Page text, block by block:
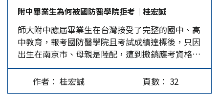
果創下新黨史上的紀錄，當選46名代表。雖在全部
334席只占13.7%，不足以主導修憲，但卻能夠威
脅當時執政的李登輝。而新黨的代表大都有學識，
也正當壯年，衝勁十足，在許老爹威望的帶領下，
足以讓國民黨聯手民進黨的修憲計畫面臨挑戰。
1997年可說是憲政發展史上極重要的一年，因為該
年李登輝發動第四次修憲，決定改動政府體制為有
權無責的雙首制，並廢除台灣省政府（後在壓力下
每一天、每一刻都戰戰兢兢，如臨深淵、如履薄
冰。 由於國代職務屬兼任，代表們都有正職，在
一天冗長的發言下，到下午4點之後，代表們多已
按耐不住，紛紛以各種理由離席，或即刻回家，或
到他處「續攤」，只剩三三兩兩的代表仍在座位
上，堅持撐完一天的議程。此時留守在會場的幾乎
都是黨團幹部，但後面三年不再是黨團幹部，年紀
最長的許老爹一定會在會議正式結束後才走。我也
附中畢業生為何被國防醫學院拒考│桂宏誠
師大附中應屆畢業生在台灣接受了完整的國中、高
中教育，報考國防醫學院且考試成績達標後，只因
出生在南京市、母親是陸配，遭到撤銷應考資格。
而國防部前發言人孫立方晉升中將時，媒體報導他
是1982年14歲時，輾轉從日本來台的「小反共義
士」，進入中正國防幹部預備學校，繼續到政戰學
作者： 桂宏誠 頁數： 32